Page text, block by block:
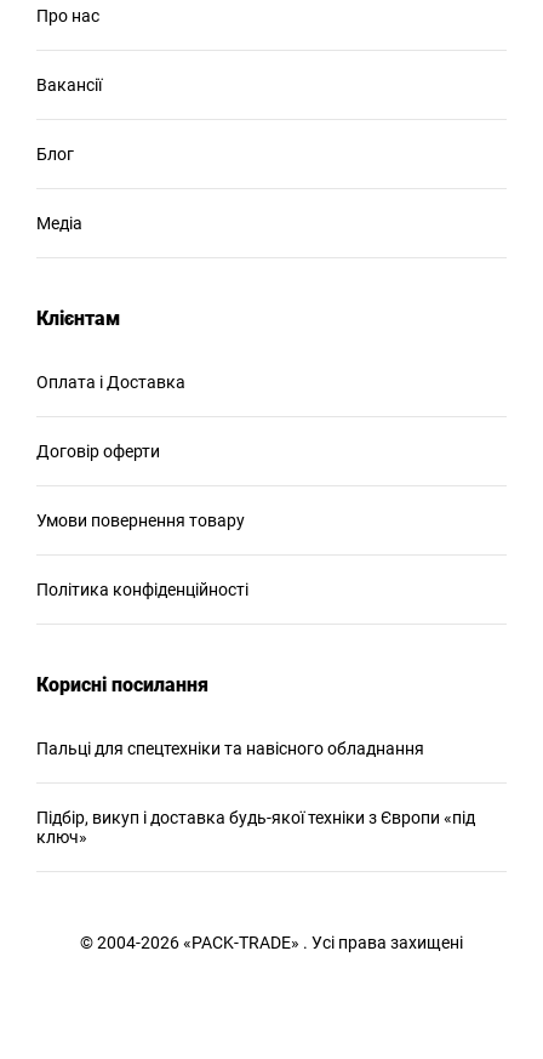
Про нас
Вакансії
Блог
Медіа
Клієнтам
Оплата і Доставка
Договір оферти
Умови повернення товару
Політика конфіденційності
Корисні посилання
Пальці для спецтехніки та навісного обладнання
Підбір, викуп і доставка будь-якої техніки з Європи «під
ключ»
© 2004-2026 «PACK-TRADE» . Усі права захищені